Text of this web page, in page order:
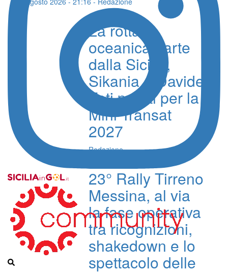
La rotta
oceanica parte
dalla Sicilia,
Sikania e Davide
Foti pronti per la
Mini Transat
2027
Redazione
23° Rally Tirreno
Messina, al via
la fase operativa
tra ricognizioni,
shakedown e lo
spettacolo delle